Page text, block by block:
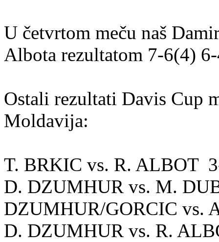
U četvrtom meču naš
Albota rezultatom 7-6(4)
Ostali rezultati Davis Cup
Moldavija:
T. BRKIC vs. R. ALBOT
D. DZUMHUR vs. M.
DZUMHUR/GORCIC vs.
D. DZUMHUR vs. R.